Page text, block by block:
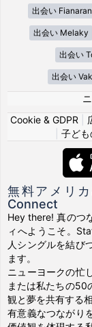
出会い
出会い Melaky
出会い
出会い
Cookie & GDPR
子ど
無料アメリ
Connect
Hey there! 真のつ
ィへようこそ。
人シングルを結び
ます。
ニューヨークの忙
または私たちの50
観と夢を共有する
有意義なつながり